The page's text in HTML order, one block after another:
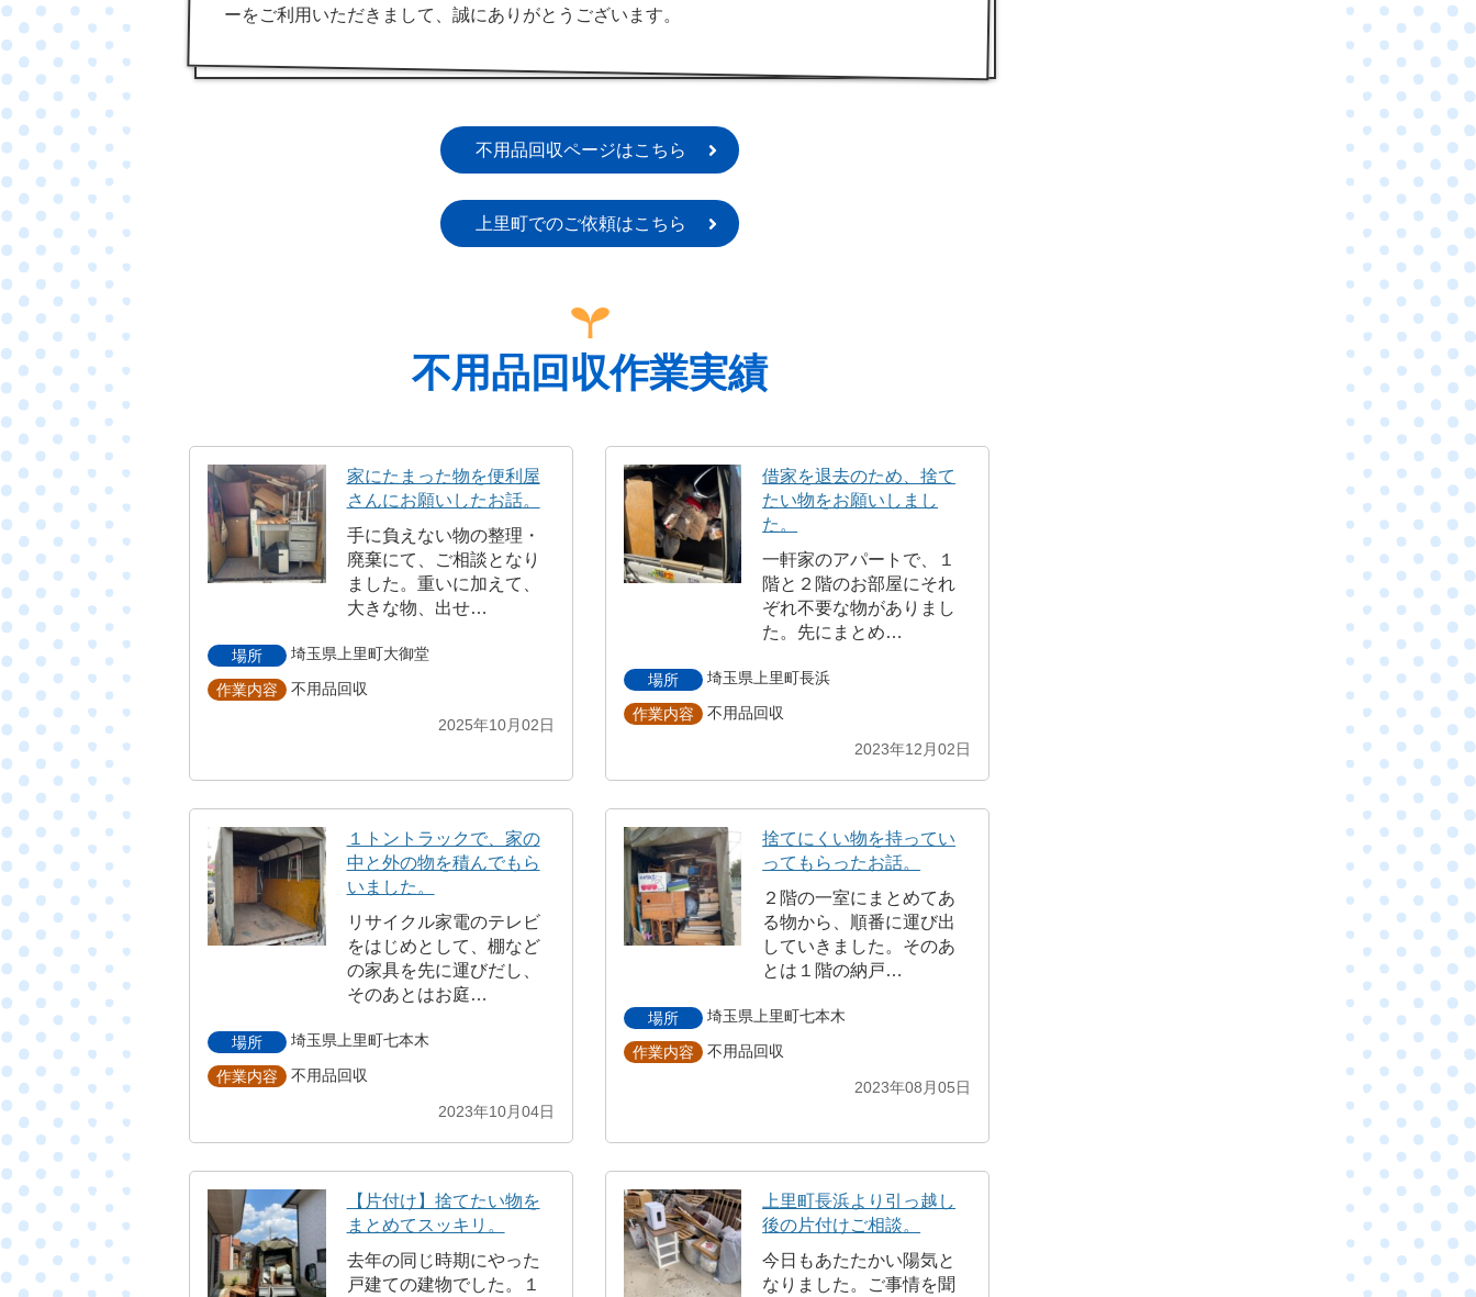
ーをご利用いただきまして、誠にありがとうございます。
不用品回収ページはこちら
上里町でのご依頼はこちら
不用品回収作業実績
家にたまった物を便利屋
さんにお願いしたお話。
手に負えない物の整理・
廃棄にて、ご相談となり
ました。重いに加えて、
大きな物、出せ…
場所 埼玉県上里町大御堂
作業内容 不用品回収
2025年10月02日
借家を退去のため、捨て
たい物をお願いしまし
た。
一軒家のアパートで、１
階と２階のお部屋にそれ
ぞれ不要な物がありまし
た。先にまとめ…
場所 埼玉県上里町長浜
作業内容 不用品回収
2023年12月02日
１トントラックで、家の
中と外の物を積んでもら
いました。
リサイクル家電のテレビ
をはじめとして、棚など
の家具を先に運びだし、
そのあとはお庭…
場所 埼玉県上里町七本木
作業内容 不用品回収
2023年10月04日
捨てにくい物を持ってい
ってもらったお話。
２階の一室にまとめてあ
る物から、順番に運び出
していきました。そのあ
とは１階の納戸…
場所 埼玉県上里町七本木
作業内容 不用品回収
2023年08月05日
【片付け】捨てたい物を
まとめてスッキリ。
去年の同じ時期にやった
戸建ての建物でした。１
上里町長浜より引っ越し
後の片付けご相談。
今日もあたたかい陽気と
なりました。ご事情を聞